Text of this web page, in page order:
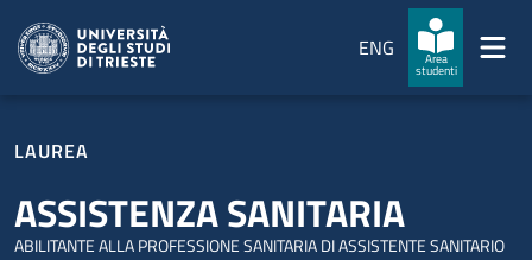
ENG
Area
studenti
LAUREA
ASSISTENZA SANITARIA
ABILITANTE ALLA PROFESSIONE SANITARIA DI ASSISTENTE SANITARIO